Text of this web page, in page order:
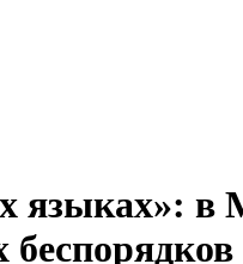
языках»: